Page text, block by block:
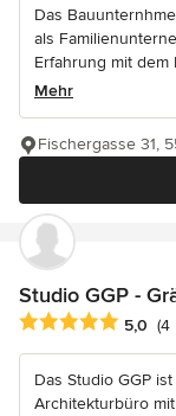
Das
als
Erfahrung mit dem
Mehr
Fischergasse 31,
Studio GGP -
Durchschnittliche
5,0 (4
Das Studio GGP
Architekturbüro